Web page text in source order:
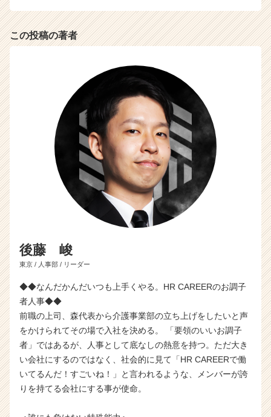
この投稿の著者
後藤 峻
東京 / 人事部 / リーダー
◆◆なんだかんだいつも上手くやる。HR CAREERのお調子
者人事◆◆
前職の上司、森代表から介護事業部の立ち上げをしたいと声
をかけられてその場で入社を決める。 「要領のいいお調子
者」ではあるが、人事として底なしの熱意を持つ。ただ大き
い会社にするのではなく、社会的に見て「HR CAREERで働
いてるんだ！すごいね！」と言われるような、メンバーが誇
りを持てる会社にする事が使命。